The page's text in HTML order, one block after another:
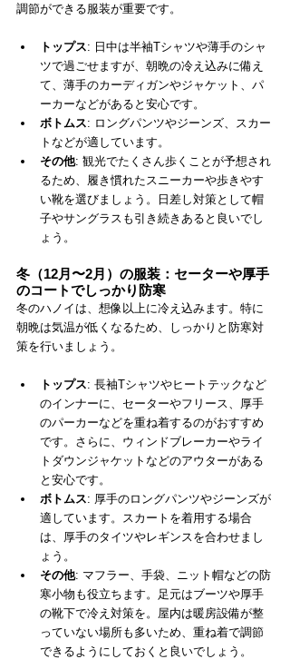
調節ができる服装が重要です。
トップス: 日中は半袖Tシャツや薄手のシャ
ツで過ごせますが、朝晩の冷え込みに備え
て、薄手のカーディガンやジャケット、パ
ーカーなどがあると安心です。
ボトムス: ロングパンツやジーンズ、スカー
トなどが適しています。
その他: 観光でたくさん歩くことが予想され
るため、履き慣れたスニーカーや歩きやす
い靴を選びましょう。日差し対策として帽
子やサングラスも引き続きあると良いでし
ょう。
冬（12月〜2月）の服装：セーターや厚手
のコートでしっかり防寒
冬のハノイは、想像以上に冷え込みます。特に
朝晩は気温が低くなるため、しっかりと防寒対
策を行いましょう。
トップス: 長袖Tシャツやヒートテックなど
のインナーに、セーターやフリース、厚手
のパーカーなどを重ね着するのがおすすめ
です。さらに、ウィンドブレーカーやライ
トダウンジャケットなどのアウターがある
と安心です。
ボトムス: 厚手のロングパンツやジーンズが
適しています。スカートを着用する場合
は、厚手のタイツやレギンスを合わせまし
ょう。
その他: マフラー、手袋、ニット帽などの防
寒小物も役立ちます。足元はブーツや厚手
の靴下で冷え対策を。屋内は暖房設備が整
っていない場所も多いため、重ね着で調節
できるようにしておくと良いでしょう。